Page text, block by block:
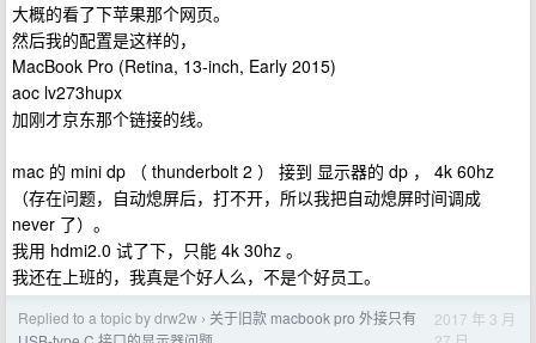
大概的看了下苹果那个网页。
然后我的配置是这样的，
MacBook Pro (Retina, 13-inch, Early 2015)
aoc lv273hupx
加刚才京东那个链接的线。
mac 的 mini dp （ thunderbolt 2 ） 接到 显示器的 dp ， 4k 60hz
（存在问题，自动熄屏后，打不开，所以我把自动熄屏时间调成
never 了）。
我用 hdmi2.0 试了下，只能 4k 30hz 。
我还在上班的，我真是个好人么，不是个好员工。
Replied to a topic by drw2w › 关于旧款 macbook pro 外接只有
2017 年 3 月